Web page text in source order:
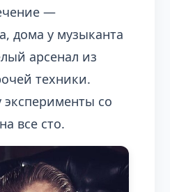
—
дома у музыканта
арсенал из
техники.
эксперименты со
все сто.